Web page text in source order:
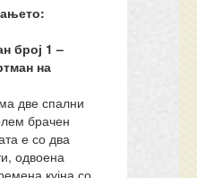
број 1–
на
две спални
брачен
е со два
одвоена
кујна со